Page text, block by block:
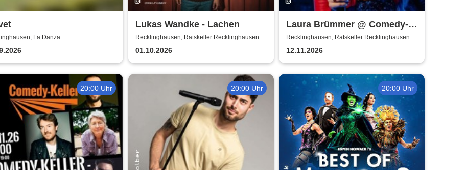
La Danza
Lukas Wandke - Lachen
Recklinghausen, Ratskeller Recklinghausen
01.10.2026
Laura Brümmer @ Comedy-
Keller | Hochgestapelt
Recklinghausen, Ratskeller Recklinghausen
12.11.2026
20:00 Uhr 20:00 Uhr 20:00 Uhr